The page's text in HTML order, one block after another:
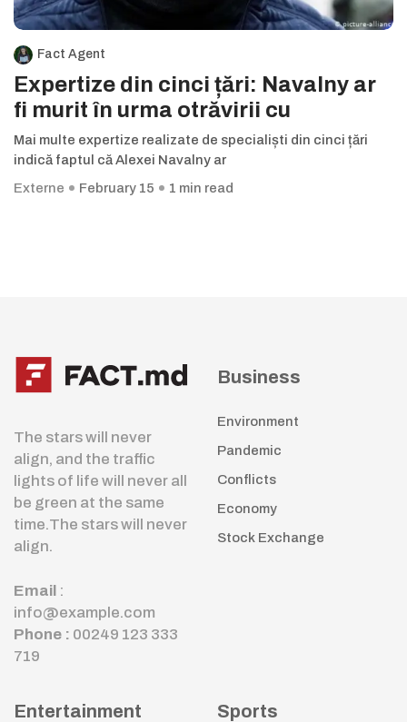
Fact Agent
Expertize din cinci țări: Navalny ar
fi murit în urma otrăvirii cu
Mai multe expertize realizate de specialiști din cinci țări
indică faptul că Alexei Navalny ar
Externe
February 15 1 min read
The stars will never
align, and the traffic
lights of life will never all
be green at the same
time.The stars will never
align.
Email :
info@example.com
Phone : 00249 123 333
719
Business
Environment
Pandemic
Conflicts
Economy
Stock Exchange
Entertainment Sports